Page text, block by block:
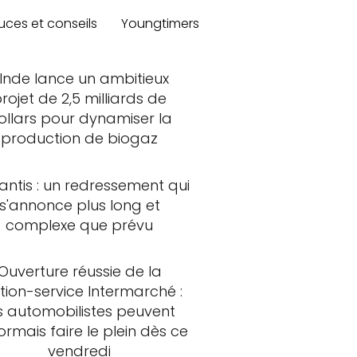
et conseils Youngtimers
lance un ambitieux
de 2,5 milliards de
pour dynamiser la
production de biogaz
: un redressement qui
plus long et
complexe que prévu
réussie de la
service Intermarché :
automobilistes peuvent
faire le plein dès ce
vendredi